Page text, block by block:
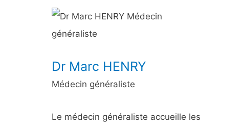
h
e
c
h
r
Dr Marc HENRY
Médecin généraliste
Le médecin généraliste accueille les